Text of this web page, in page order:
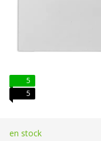
5
5
en stock